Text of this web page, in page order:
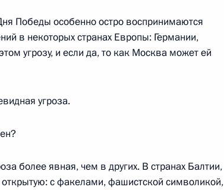
авиации общего
Победы особенно остро воспринимаются
в некоторых странах Европы: Германии,
угрозу, и если да, то как Москва может ей
угроза.
более явная, чем в других. В странах Балтии,
с факелами, фашистской символикой,